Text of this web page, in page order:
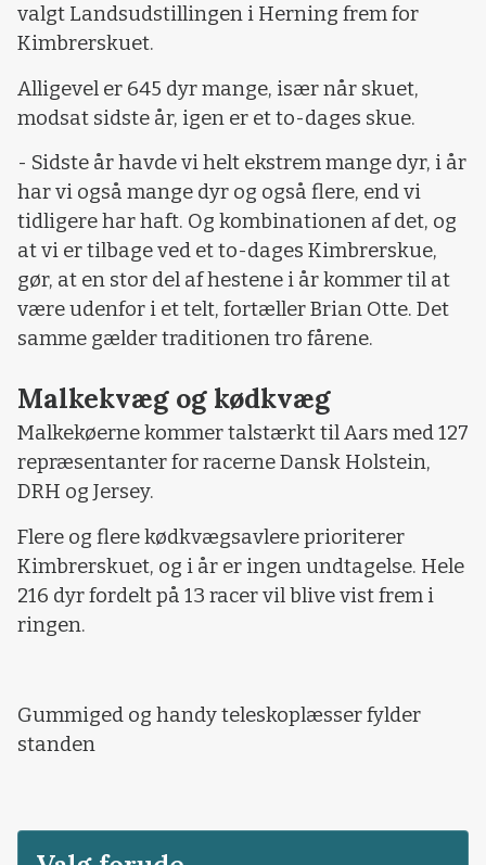
valgt Landsudstillingen i Herning frem for
Kimbrerskuet.
Alligevel er 645 dyr mange, især når skuet,
modsat sidste år, igen er et to-dages skue.
- Sidste år havde vi helt ekstrem mange dyr, i år
har vi også mange dyr og også flere, end vi
tidligere har haft. Og kombinationen af det, og
at vi er tilbage ved et to-dages Kimbrerskue,
gør, at en stor del af hestene i år kommer til at
være udenfor i et telt, fortæller Brian Otte. Det
samme gælder traditionen tro fårene.
Malkekvæg og kødkvæg
Malkekøerne kommer talstærkt til Aars med 127
repræsentanter for racerne Dansk Holstein,
DRH og Jersey.
Flere og flere kødkvægsavlere prioriterer
Kimbrerskuet, og i år er ingen undtagelse. Hele
216 dyr fordelt på 13 racer vil blive vist frem i
ringen.
Gummiged og handy teleskoplæsser fylder
standen